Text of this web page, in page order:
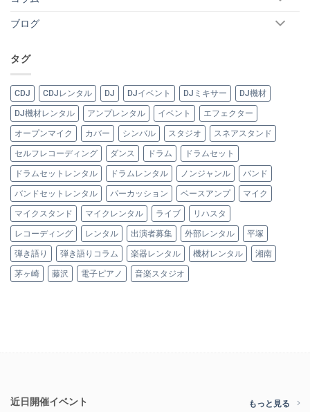
ブログ
タグ
CDJ CDJレンタル DJ DJイベント DJミキサー DJ機材
DJ機材レンタル アンプレンタル イベント エフェクター
オープンマイク カバー シンバル スタジオ スネアスタンド
セルフレコーディング ダンス ドラム ドラムセット
ドラムセットレンタル ドラムレンタル ノンジャンル バンド
バンドセットレンタル パーカッション ベースアンプ マイク
マイクスタンド マイクレンタル ライブ リハスタ
レコーディング レンタル 出演者募集 外部レンタル 平塚
弾き語り 弾き語りコラム 楽器レンタル 機材レンタル 湘南
茅ヶ崎 藤沢 電子ピアノ 音楽スタジオ
近日開催イベント もっと見る